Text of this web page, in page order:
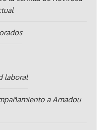
laboral
a Amadou